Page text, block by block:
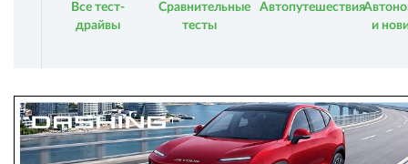
Все тест-
драйвы
Сравнительные
тесты
Автопутешествия
и